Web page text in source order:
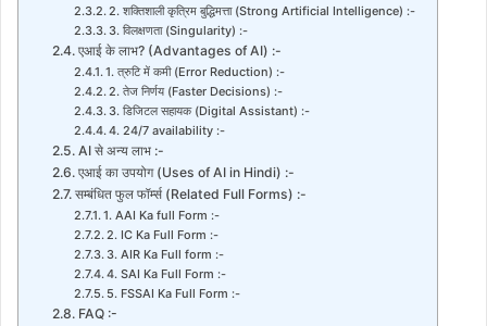
2. शक्तिशाली कृत्रिम बुद्धिमत्ता (Strong Artificial Intelligence) :-
3. विलक्षणता (Singularity) :-
एआई के लाभ? (Advantages of AI) :-
1. त्रुटि में कमी (Error Reduction) :-
2. तेज निर्णय (Faster Decisions) :-
3. डिजिटल सहायक (Digital Assistant) :-
4. 24/7 availability :-
AI से अन्य लाभ :-
एआई का उपयोग (Uses of AI in Hindi) :-
सम्बंधित फुल फॉर्म्स (Related Full Forms) :-
1. AAI Ka full Form :-
2. IC Ka Full Form :-
3. AIR Ka Full form :-
4. SAI Ka Full Form :-
5. FSSAI Ka Full Form :-
FAQ :-